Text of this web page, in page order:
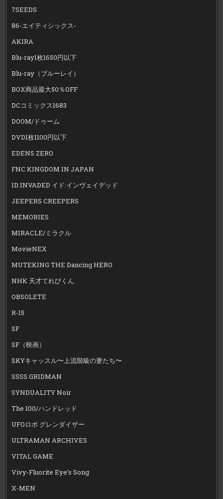
7SEEDS
86-エイティシックス-
AKIRA
Blu-ray1枚1650円以下
Blu-ray（ブルーレイ）
BOX商品最大50％OFF
DCコミックス1683
DOOM/ドゥーム
DVD1枚1100円以下
EDENS ZERO
FNC KINGDOM IN JAPAN
ID:INVADED イド:インヴェイデッド
JEEPERS CREEPERS
MEMORIES
MIRACLE/ミラクル
MovieNEX
MUTEKING THE Dancing HERO
NHK 天才てれびくん
OBSOLETE
R-15
SF
SF（映画）
SKYキャッスル〜上流階級の妻たち〜
SSSS.GRIDMAN
SYNDUALITY Noir
The 100/ハンドレッド
UFOロボ グレンダイザー
ULTRAMAN ARCHIVES
VITAL GAME
Vivy-Fluorite Eye’s Song
X-MEN